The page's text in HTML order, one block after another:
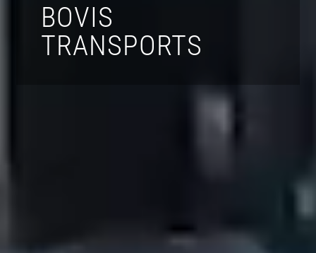
BOVIS
TRANSPORTS